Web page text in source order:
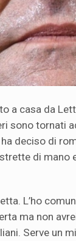
a casa da
sono tornati
deciso di
di
L’ho
ma non
Serve un